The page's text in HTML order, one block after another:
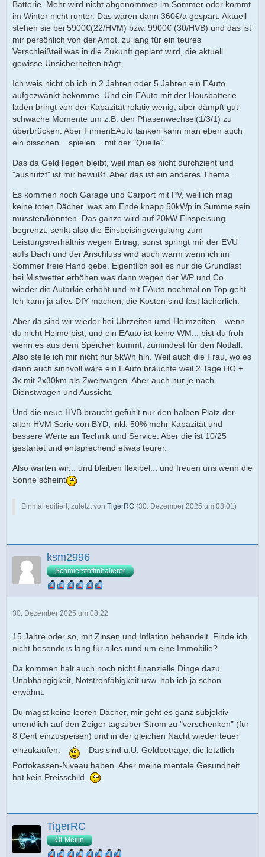
Batterie. Mehr wird nicht abgenommen im Sommer oder kommt
im Winter nicht runter. Das wären dann 360€/a gespart. Aktuell
stehen sie bei 5900€(22/HVM) bzw. 9900€ (30/HVB) und das ist
mir persönlich von der Amot. zu lang für ein teures
Verschleißteil was in die Zukunft geplant wird, die aktuell
gewisse Unsicherheiten trägt.
Ich weis nicht ob ich in 2 Jahren oder 5 Jahren ein EAuto
aufgezwänkt bekomme. Und ein EAuto mit der Hausbatterie
laden bringt von der Kapazität relativ wenig, aber dämpft gut
schwache Momente um z.B. den Phasenwechsel(1/3/1) zu
überbrücken. Aber FirmenEAuto tanken kann man eben auch
ein bisschen... spielen... mit der "Quelle".
Das da Geld liegen bleibt, weil man es nicht durchzieht und
"ausnutzt" ist mir bewußt. Aber das ist ein anderes Thema...
Es kommen noch Garage und Carport mit PV, weil ich mag
keine toten Dächer. was am Ende knapp 50kWp in Summe sein
müssten/könnten. Das ganze wird auf 20kW Einspeisung
begrenzt, senkt also die Einspeisingvergütung zum
Leistungsverhältnis wegen Ertrag, sonst springt mir der EVU
aufs Dach und der Anschluss wird auch warm wenn ich im
Sommer freie Hand gebe. Eigentlich soll es nur die Grundlast
bei Mistwetter erhöhen was dann wegen der WP und Co.
wieder die Autarkie erhöht und mit EAuto nochmal on Top geht.
Ich kann ja alles DIY machen, die Kosten sind fast lächerlich.
Aber da sind wir wieder bei Uhrzeiten umd Heimzeiten... wenn
du nicht Heime bist, und ein EAuto ist keine WM... bist du froh
wenn es aus dem Speicher kommt, zumindest für den Notfall.
Also stelle ich mir nicht nur 5kWh hin. Weil auch die Frau, wo es
dann auch sinnvoll wäre ein EAuto bräuchte weil 2 Tage HO +
3x mit 2x30km als Zweitwagen. Aber auch nur je nach
Dienstwagen und Aussicht.
Und die neue HVB braucht gefühlt nur den halben Platz der
alten HVM Serie von BYD, inkl. 50% mehr Kapazität und
bessere Werte an Technik und Service. Aber die ist 10/25
gestartet und entsprechend etwas teurer.
Also warten wir... und bleiben flexibel... und freuen uns wenn die
Sonne scheint
Einmal editiert, zuletzt von TigerRC (30. Dezember 2025 um 08:01 )
ksm2996
Schmierstoffinhalierer
30. Dezember 2025 um 08:22
15 Jahre oder so, mit Zinsen und Inflation behandelt. Finde ich
nicht besonders lang für alles rund um eine Immobilie?
Da kommen halt auch noch nicht finanzielle Dinge dazu.
Unabhängigkeit, Notstronfähigkeit usw. hab ich ja schon
erwähnt.
Du magst keine leeren Dächer, mir geht es ganz subjektiv
unendlich auf den Zeiger tagsüber Strom zu "verschenken" (für
8 Cent einzuspeisen) und in der gleichen Nacht wieder teuer
einzukaufen.
Das sind u.U. Geldbeträge, die letztlich
Portokassen-Niveau haben. Aber meine mentale Gesundheit
hat kein Preisschild.
TigerRC
Öl-Meijin